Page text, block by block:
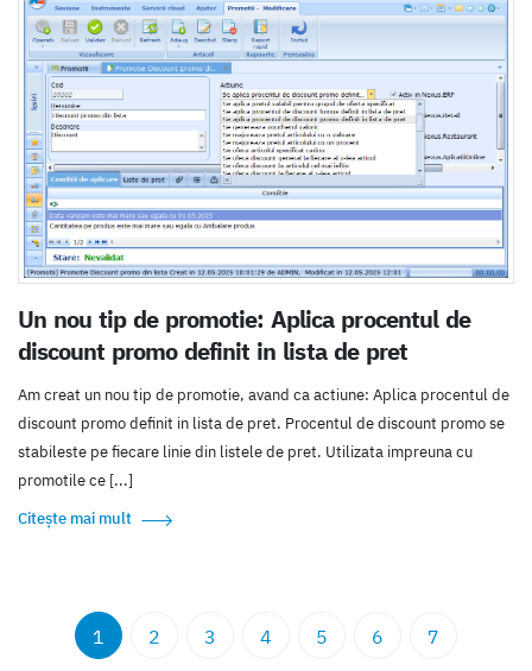
Un nou tip de promotie: Aplica procentul de
discount promo definit in lista de pret
Am creat un nou tip de promotie, avand ca actiune: Aplica procentul de
discount promo definit in lista de pret. Procentul de discount promo se
stabileste pe fiecare linie din listele de pret. Utilizata impreuna cu
promotile ce [...]
Citește mai mult
1 2 3 4 5 6 7